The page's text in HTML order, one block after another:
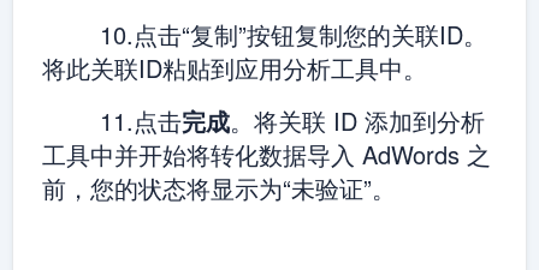
10.点击“复制”按钮复制您的关联ID。
将此关联ID粘贴到应用分析工具中。
11.点击完成。将关联 ID 添加到分析
工具中并开始将转化数据导入 AdWords 之
前，您的状态将显示为“未验证”。